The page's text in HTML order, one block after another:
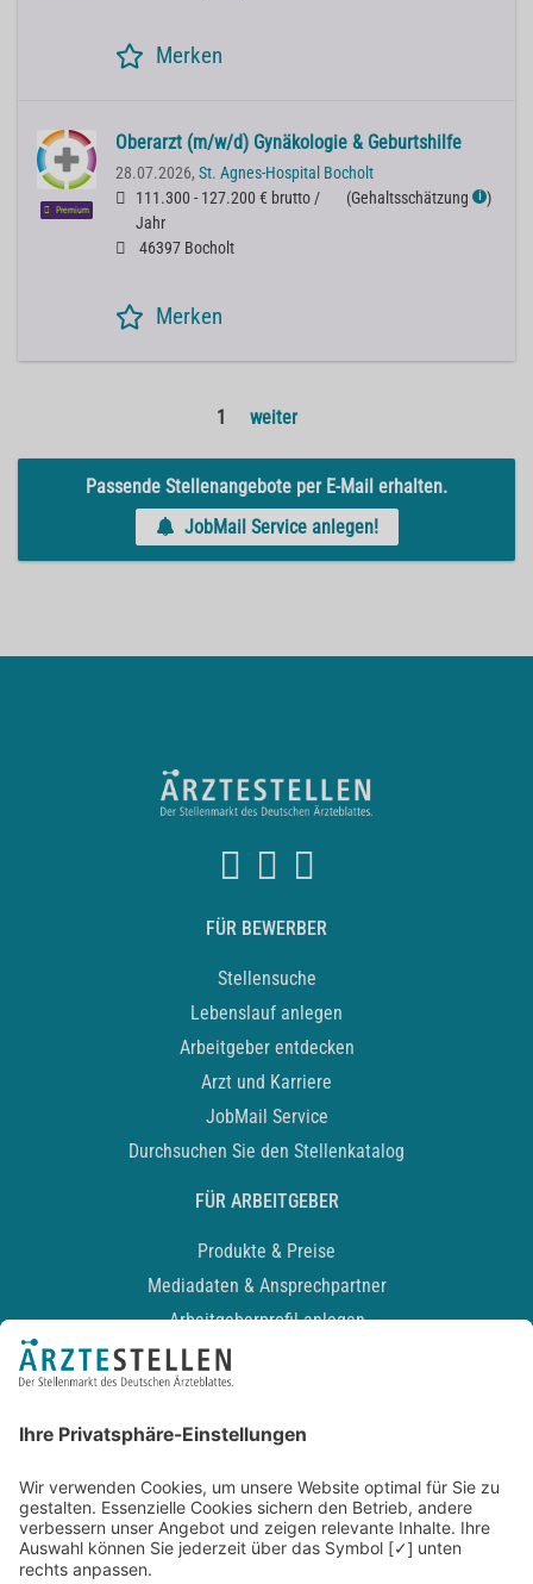
Merken
Premium
Oberarzt (m/w/d) Gynäkologie & Geburtshilfe
28.07.2026, St. Agnes-Hospital Bocholt
111.300 - 127.200 € brutto /
Jahr
(Gehaltsschätzung ℹ )
46397 Bocholt
Merken
1 weiter
Passende Stellenangebote per E-Mail erhalten.
JobMail Service anlegen!
FÜR BEWERBER
Stellensuche
Lebenslauf anlegen
Arbeitgeber entdecken
Arzt und Karriere
JobMail Service
Durchsuchen Sie den Stellenkatalog
FÜR ARBEITGEBER
Produkte & Preise
Mediadaten & Ansprechpartner
Arbeitgeberprofil anlegen
Recruiting-Podcast
Kontakt
Datenschutz
Newsletter